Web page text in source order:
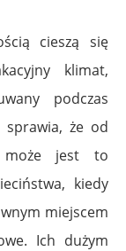
cieszą się
klimat,
podczas
że od
jest to
kiedy
miejscem
Ich dużym